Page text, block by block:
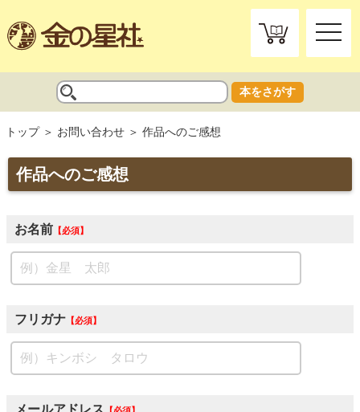
toggle
本をさがす
トップ お問い合わせ 作品へのご感想
作品へのご感想
お名前 必須
フリガナ 必須
メールアドレス